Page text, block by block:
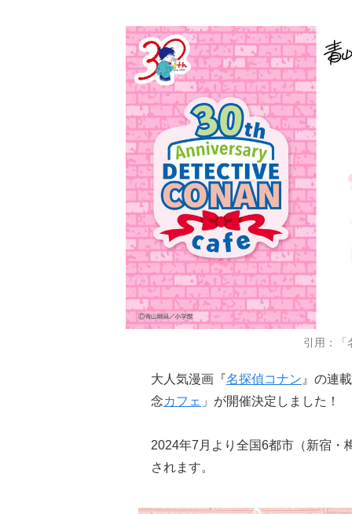
引用：「
大人気漫画『名探偵コナン 』の連
念カフェ 」が開催決定しました！
2024年7月より全国6都市（新宿・
されます。